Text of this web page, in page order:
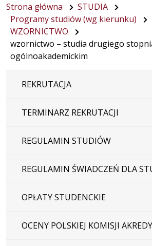
Strona główna
STUDIA
Programy studiów (wg kierunku)
WZORNICTWO
wzornictwo – studia drugiego
ogólnoakademickim
REKRUTACJA
TERMINARZ REKRUTACJI
REGULAMIN STUDIÓW
REGULAMIN ŚWIADCZEŃ DLA
OPŁATY STUDENCKIE
OCENY POLSKIEJ KOMISJI